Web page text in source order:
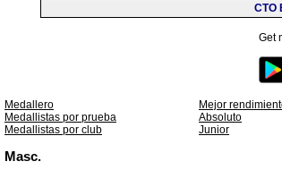
CTO
Get
Medallero Mejor
Medallistas por prueba
Absoluto
Medallistas por club
Junior
Masc.